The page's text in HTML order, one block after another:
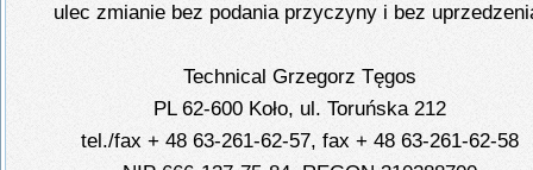
ulec zmianie bez podania przyczyny i bez
Technical Grzegorz Tęgos
PL 62-600 Koło, ul. Toruńska 212
tel./fax + 48 63-261-62-57, fax + 48 63-261-62-58